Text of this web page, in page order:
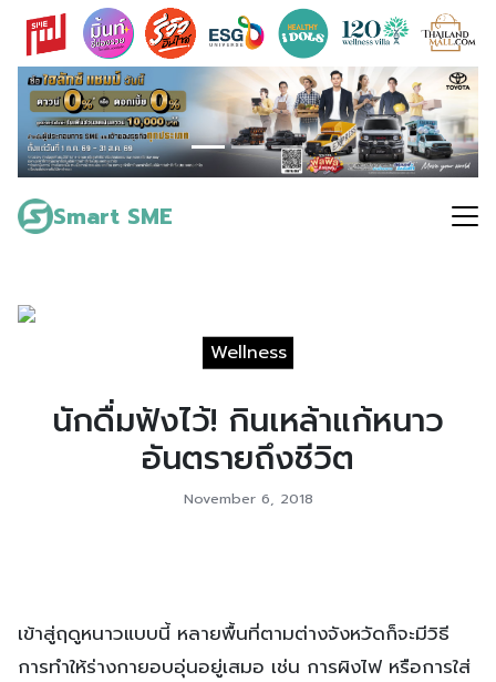
Skip
content
Smart SME
Search
for:
Wellness
นักดื่มฟังไว้! กินเหล้าแก้หนาว
อันตรายถึงชีวิต
November 6, 2018
เข้าสู่ฤดูหนาวแบบนี้ หลายพื้นที่ตามต่างจังหวัดก็จะมีวิธี
การทำให้ร่างกายอบอุ่นอยู่เสมอ เช่น การผิงไฟ หรือการใส่